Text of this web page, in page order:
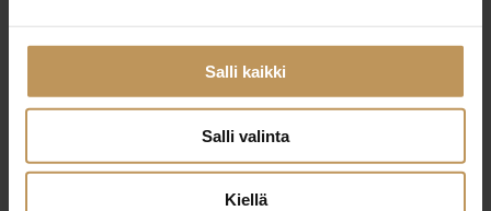
Salli kaikki
Salli valinta
Kiellä
Strand Properties Oy – Helsinki